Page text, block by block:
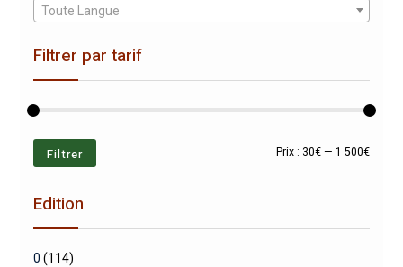
Toute Langue
Filtrer par tarif
Prix
Prix
Filtrer Prix : 30€ —1 500€
Edition
0 (114)